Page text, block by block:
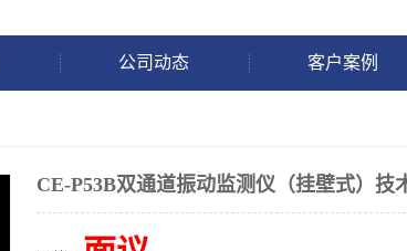
公司动态 客户案例
CE-P53B双通道振动监测仪（挂壁式）技